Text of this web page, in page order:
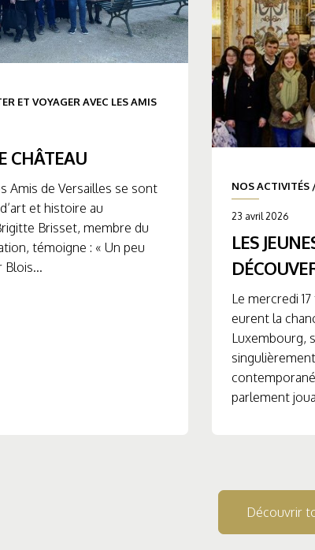
ET VOYAGER AVEC LES AMIS
CHÂTEAU
Amis de Versailles se sont
et histoire au
Brisset, membre du
témoigne : « Un peu
Blois...
NOS ACTIVITÉS
23 avril 2026
LES
Le mercredi
eurent la
Luxembourg,
parlement
Découvrir